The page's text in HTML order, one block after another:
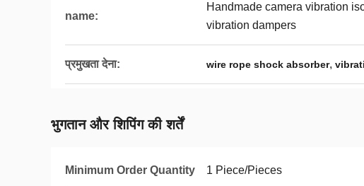
name:
Handmade camera vibration
vibration dampers
प्रमुखता देना: wire rope shock absorber,
भुगतान और शिपिंग की शर्तें
Minimum Order Quantity 1 Piece/Pieces